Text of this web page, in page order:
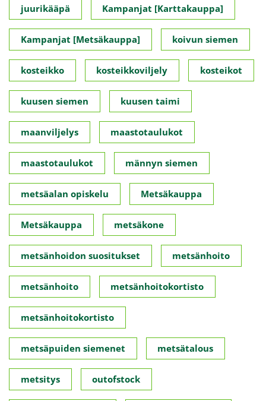
juurikääpä Kampanjat [Karttakauppa]
Kampanjat [Metsäkauppa] koivun siemen
kosteikko kosteikkoviljely kosteikot
kuusen siemen kuusen taimi
maanviljelys maastotaulukot
maastotaulukot männyn siemen
metsäalan opiskelu Metsäkauppa
Metsäkauppa metsäkone
metsänhoidon suositukset metsänhoito
metsänhoito metsänhoitokortisto
metsänhoitokortisto
metsäpuiden siemenet metsätalous
metsitys outofstock